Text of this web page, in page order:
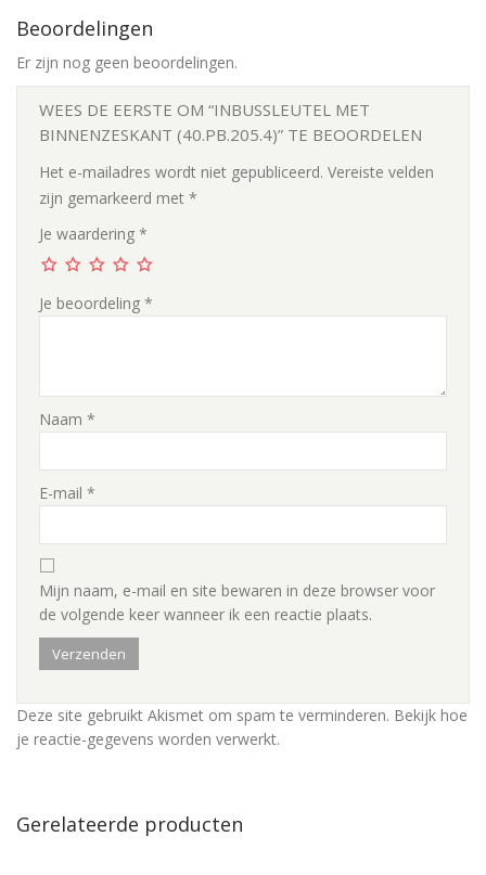
Beoordelingen
Er zijn nog geen beoordelingen.
WEES DE EERSTE OM “INBUSSLEUTEL MET
BINNENZESKANT (40.PB.205.4)” TE BEOORDELEN
Het e-mailadres wordt niet gepubliceerd. Vereiste velden
zijn gemarkeerd met *
Je waardering *
Je beoordeling *
Naam *
E-mail *
Mijn naam, e-mail en site bewaren in deze browser voor
de volgende keer wanneer ik een reactie plaats.
Deze site gebruikt Akismet om spam te verminderen. Bekijk hoe
je reactie-gegevens worden verwerkt.
Gerelateerde producten